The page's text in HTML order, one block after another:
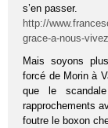
s’en passer.
http://
grace-a-nous-
Mais soyons
forcé de Morin à
que le
rapprochements
foutre le boxon